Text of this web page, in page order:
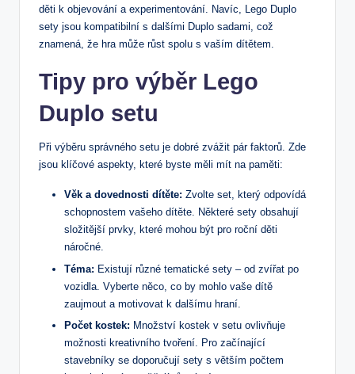
děti k objevování a‍ experimentování. Navíc, Lego Duplo
sety jsou ​kompatibilní ⁣s dalšími Duplo ⁤sadami, což⁣
znamená, že hra může​ růst spolu⁢ s vaším dítětem.
Tipy pro výběr Lego
Duplo setu
Při výběru správného ⁢setu je dobré zvážit pár⁣ faktorů. Zde
jsou klíčové ‌aspekty, které byste ⁢měli mít na paměti:
Věk a⁢ dovednosti⁤ dítěte: Zvolte​ set, který‌ odpovídá
schopnostem vašeho dítěte. Některé sety obsahují
složitější prvky, které mohou ⁢být pro roční děti
náročné.
Téma: Existují různé tematické sety⁢ – ‌od zvířat po
vozidla. Vyberte něco, co by mohlo vaše dítě
zaujmout a​ motivovat k⁢ dalšímu hraní.
Počet kostek: Množství kostek ‍v setu ovlivňuje
možnosti​ kreativního tvoření. Pro začínající
stavebníky se doporučují sety s‌ větším počtem